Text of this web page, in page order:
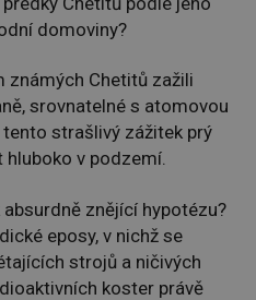
domoviny?
známých Chetitů zažili
srovnatelné s atomovou
tento strašlivý zážitek prý
hluboko v podzemí.
znějící hypotézu?
eposy, v nichž se
strojů a ničivých
koster právě